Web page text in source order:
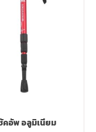
คอัพ อลูมิเนียม